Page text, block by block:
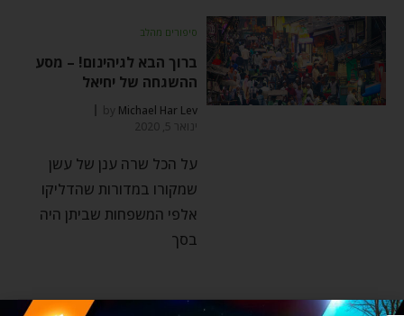
סיפורים מהלב
ברוך הבא לגיהינום! – מסע
ההשגחה של יחיאל
by Michael Har Lev
ינואר 5, 2020
על הכל שרה ענן של עשן
שמקורו במדורות שהדליקו
אלפי המשפחות שביתן היה
בסך